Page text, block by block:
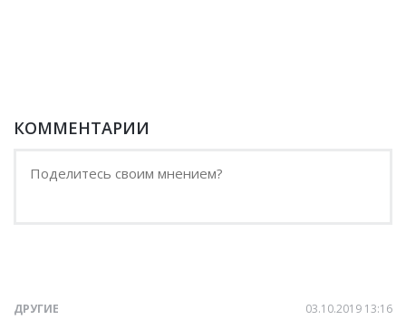
КОММЕНТАРИИ
ДРУГИЕ 03.10.2019 13:16